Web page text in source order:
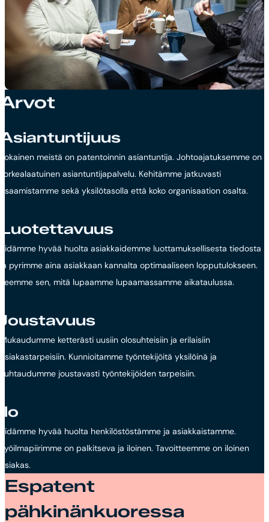
Arvot
Asiantuntijuus
Jokainen meistä on patentoinnin asiantuntija. Johtoajatuksemme on
korkealaatuinen asiantuntijapalvelu. Kehitämme jatkuvasti
osaamistamme sekä yksilötasolla että koko organisaation osalta.
Luotettavuus
Pidämme hyvää huolta asiakkaidemme luottamuksellisesta tiedosta
ja pyrimme aina asiakkaan kannalta optimaaliseen lopputulokseen.
Teemme sen, mitä lupaamme lupaamassamme aikataulussa.
Joustavuus
Mukaudumme ketterästi uusiin olosuhteisiin ja erilaisiin
asiakastarpeisiin. Kunnioitamme työntekijöitä yksilöinä ja
suhtaudumme joustavasti työntekijöiden tarpeisiin.
Ilo
Pidämme hyvää huolta henkilöstöstämme ja asiakkaistamme.
Työilmapiirimme on palkitseva ja iloinen. Tavoitteemme on iloinen
asiakas.
Espatent
pähkinänkuoressa